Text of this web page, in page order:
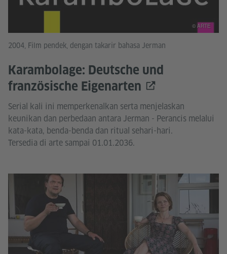
2004, Film pendek, dengan takarir bahasa Jerman
Karambolage: Deutsche und
französische Eigenarten
Serial kali ini memperkenalkan serta menjelaskan
keunikan dan perbedaan antara Jerman - Perancis melalui
kata-kata, benda-benda dan ritual sehari-hari.
Tersedia di arte sampai 01.01.2036.
© ARTE